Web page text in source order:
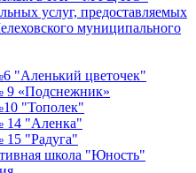
услуг, предоставляемых
муниципального
"Аленький цветочек"
9 «Подснежник»
"Тополек"
14 "Аленка"
15 "Радуга"
школа "Юность"